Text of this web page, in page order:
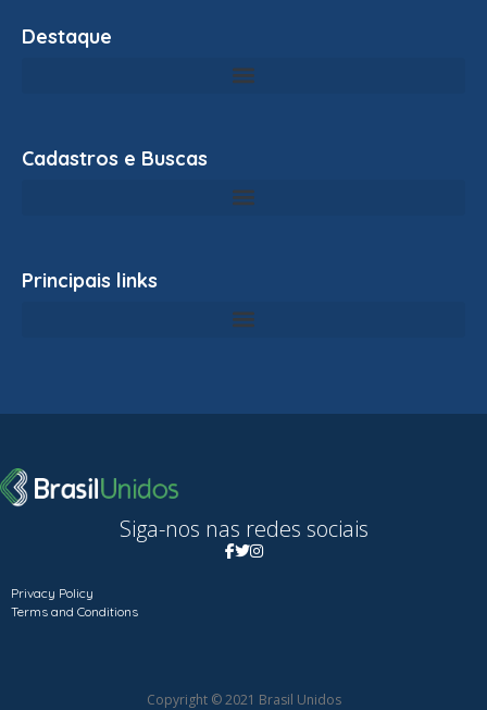
Destaque
Cadastros e Buscas
Principais links
Siga-nos nas redes sociais
Privacy Policy
Terms and Conditions
Copyright © 2021 Brasil Unidos